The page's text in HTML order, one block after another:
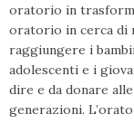
oratorio in
oratorio in cerca di
raggiungere i
adolescenti e i
dire e da donare
generazioni.